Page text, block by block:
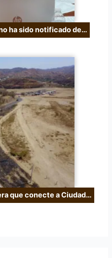
ha sido notificado de…
que conecte a Ciudad…